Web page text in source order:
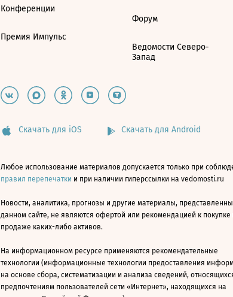
Конференции
Премия Импульс
Форум
Ведомости Северо-
Запад
Скачать для iOS Скачать для Android
Любое использование материалов допускается только при
правил перепечатки и при наличии гиперссылки на vedomosti.ru
Новости, аналитика, прогнозы и другие материалы,
данном сайте, не являются офертой или рекомендацией к покупке
продаже каких-либо активов.
На информационном ресурсе применяются рекомендательные
технологии (информационные технологии предоставления
на основе сбора, систематизации и анализа сведений,
предпочтениям пользователей сети «Интернет», находящихся на